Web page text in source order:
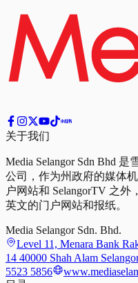
关于我们
Media Selangor Sdn Bhd
公司，作为州政府的媒体
户网站和 SelangorTV 之
英文的门户网站和报纸。
Media Selangor Sdn. Bhd.
Level 11, Menara Bank
14 40000 Shah Alam
5523 5856